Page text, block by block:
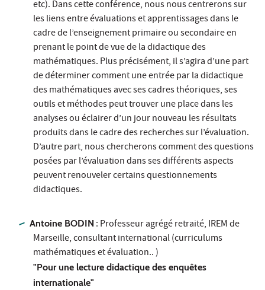
etc). Dans cette conférence, nous nous centrerons sur
les liens entre évaluations et apprentissages dans le
cadre de l’enseignement primaire ou secondaire en
prenant le point de vue de la didactique des
mathématiques. Plus précisément, il s’agira d’une part
de déterminer comment une entrée par la didactique
des mathématiques avec ses cadres théoriques, ses
outils et méthodes peut trouver une place dans les
analyses ou éclairer d’un jour nouveau les résultats
produits dans le cadre des recherches sur l’évaluation.
D’autre part, nous chercherons comment des questions
posées par l’évaluation dans ses différents aspects
peuvent renouveler certains questionnements
didactiques.
Antoine BODIN : Professeur agrégé retraité, IREM de
Marseille, consultant international (curriculums
mathématiques et évaluation.. )
"Pour une lecture didactique des enquêtes
internationale"